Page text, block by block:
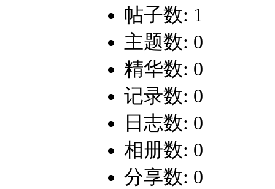
帖子数: 1
主题数: 0
精华数: 0
记录数: 0
日志数: 0
相册数: 0
分享数: 0